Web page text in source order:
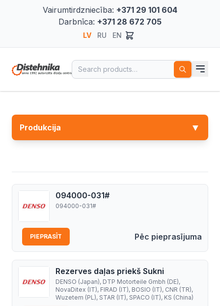
Vairumtirdzniecība: +371 29 101 604
Darbnīca: +371 28 672 705
LV RU EN
Search for:
Produkcija ▼
094000-031#
094000-031#
Pēc pieprasījuma
PIEPRASĪT
Rezerves daļas priekš Sukni
DENSO (Japan), DTP Motorteile Gmbh (DE),
NovaDitex (IT), FIRAD (IT), BOSIO (IT), CNR (TR),
Wuzetem (PL), STAR (IT), SPACO (IT), KS (China)